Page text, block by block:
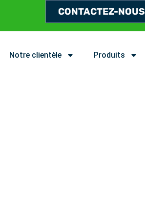
CONTACTEZ-NOUS
Notre clientèle Produits